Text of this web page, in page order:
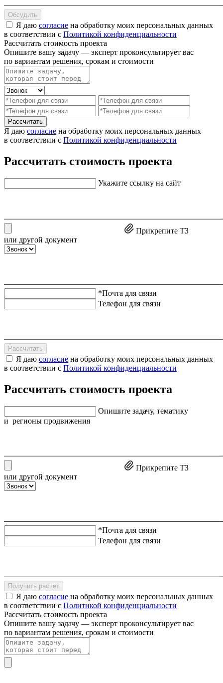
Обсудить
Я даю согласие на обработку моих персональных данных
в соответствии с Политикой конфиденциальности
Рассчитать стоимость проекта
Опишите вашу задачу — эксперт проконсультирует вас
по вариантам решения, срокам и стоимости
Рассчитать
Я даю согласие на обработку моих персональных данных
в соответствии с Политикой конфиденциальности
Рассчитать стоимость проекта
Укажите ссылку на сайт
Прикрепите ТЗ
или другой документ
*Почта для связи
Телефон для связи
Рассчитать
Я даю согласие на обработку моих персональных данных
в соответствии с Политикой конфиденциальности
Рассчитать стоимость проекта
Опишите задачу, тематику
и регионы продвижения
Прикрепите ТЗ
или другой документ
*Почта для связи
Телефон для связи
Получить расчёт
Я даю согласие на обработку моих персональных данных
в соответствии с Политикой конфиденциальности
Рассчитать стоимость проекта
Опишите вашу задачу — эксперт проконсультирует вас
по вариантам решения, срокам и стоимости